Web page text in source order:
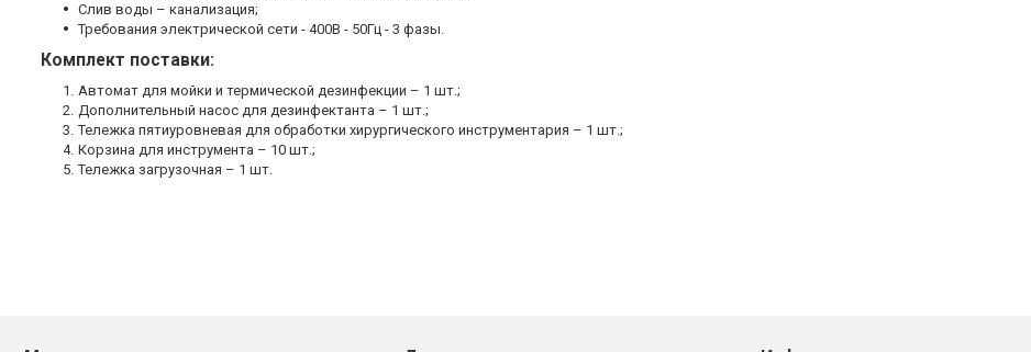
Слив воды – канализация;
Требования электрической сети - 400В - 50Гц - 3 фазы.
Комплект поставки:
Автомат для мойки и термической дезинфекции – 1 шт.;
Дополнительный насос для дезинфектанта – 1 шт.;
Тележка пятиуровневая для обработки хирургического инструментария – 1 шт.;
Корзина для инструмента – 10 шт.;
Тележка загрузочная – 1 шт.